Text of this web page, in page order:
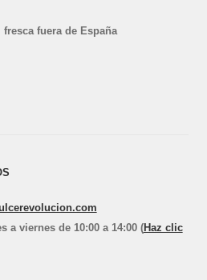
fuera de España
a viernes de 10:00 a 14:00 (Haz clic